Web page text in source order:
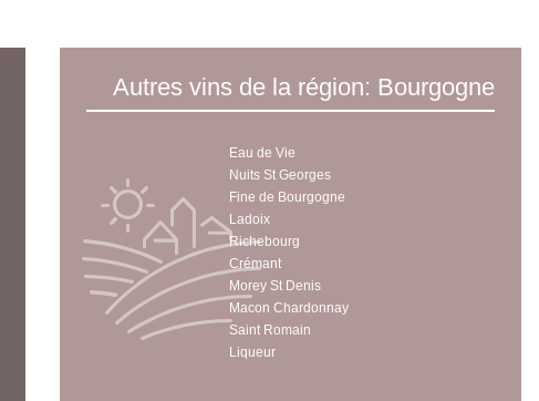
Autres vins de la région: Bourgogne
Eau de Vie
Nuits St Georges
Fine de Bourgogne
Ladoix
Richebourg
Crémant
Morey St Denis
Macon Chardonnay
Saint Romain
Liqueur